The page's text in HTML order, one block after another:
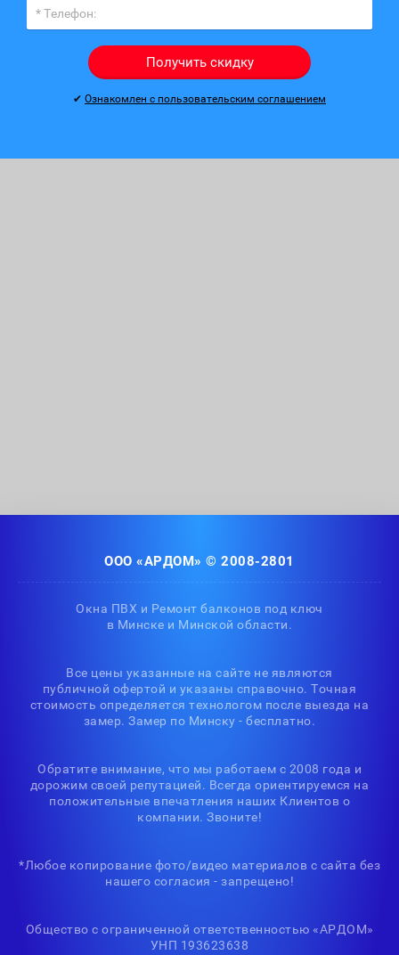
Получить скидку
✔ Ознакомлен с пользовательским соглашением
ООО «АРДОМ» © 2008-2801
Окна ПВХ и Ремонт балконов под ключ
в Минске и Минской области.
Все цены указанные на сайте не являются
публичной офертой и указаны справочно. Точная
стоимость определяется технологом после выезда на
замер. Замер по Минску - бесплатно.
Обратите внимание, что мы работаем с 2008 года и
дорожим своей репутацией. Всегда ориентируемся на
положительные впечатления наших Клиентов о
компании. Звоните!
*Любое копирование фото/видео материалов с сайта без
нашего согласия - запрещено!
Общество с ограниченной ответственностью «АРДОМ»
УНП 193623638